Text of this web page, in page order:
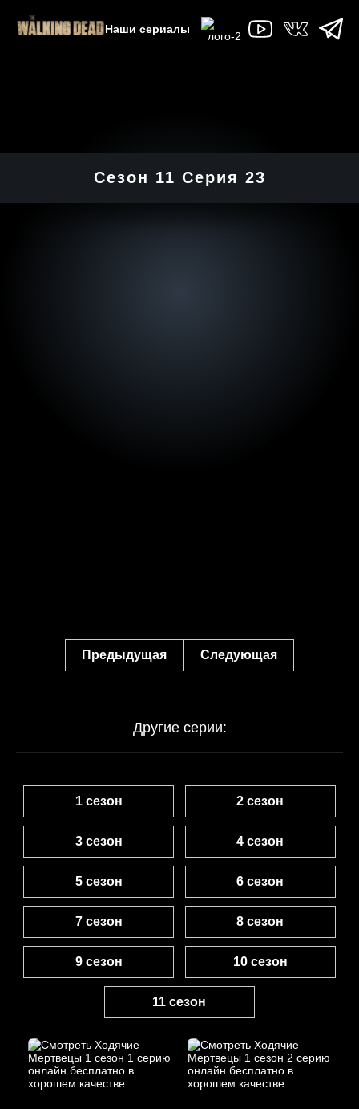
Наши сериалы
Сезон 11 Серия 23
Предыдущая Следующая
Другие серии:
1 сезон 2 сезон
3 сезон 4 сезон
5 сезон 6 сезон
7 сезон 8 сезон
9 сезон 10 сезон
11 сезон